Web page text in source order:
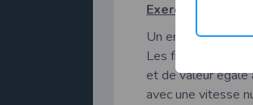
Exercice 2
Un enfant de
Les frottements
et de valeur égale
avec une vitesse